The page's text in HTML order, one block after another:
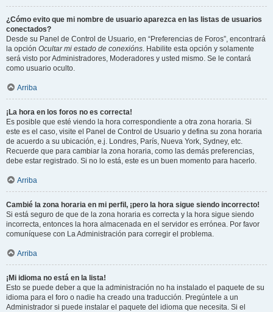
¿Cómo evito que mi nombre de usuario aparezca en las listas de usuarios
conectados?
Desde su Panel de Control de Usuario, en “Preferencias de Foros”, encontrará
la opción Ocultar mi estado de conexións. Habilite esta opción y solamente
será visto por Administradores, Moderadores y usted mismo. Se le contará
como usuario oculto.
Arriba
¡La hora en los foros no es correcta!
Es posible que esté viendo la hora correspondiente a otra zona horaria. Si
este es el caso, visite el Panel de Control de Usuario y defina su zona horaria
de acuerdo a su ubicación, e.j. Londres, París, Nueva York, Sydney, etc.
Recuerde que para cambiar la zona horaria, como las demás preferencias,
debe estar registrado. Si no lo está, este es un buen momento para hacerlo.
Arriba
Cambié la zona horaria en mi perfil, ¡pero la hora sigue siendo incorrecto!
Si está seguro de que de la zona horaria es correcta y la hora sigue siendo
incorrecta, entonces la hora almacenada en el servidor es errónea. Por favor
comuníquese con La Administración para corregir el problema.
Arriba
¡Mi idioma no está en la lista!
Esto se puede deber a que la administración no ha instalado el paquete de su
idioma para el foro o nadie ha creado una traducción. Pregúntele a un
Administrador si puede instalar el paquete del idioma que necesita. Si el